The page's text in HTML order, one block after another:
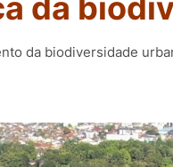
da biodiversidade